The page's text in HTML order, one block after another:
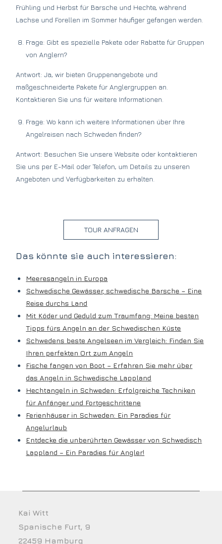
Frühling und Herbst für Barsche und Hechte, während
Lachse und Forellen im Sommer häufiger gefangen werden.
Frage: Gibt es spezielle Pakete oder Rabatte für Gruppen
von Anglern?
Antwort: Ja, wir bieten Gruppenangebote und
maßgeschneiderte Pakete für Anglergruppen an.
Kontaktieren Sie uns für weitere Informationen.
Frage: Wo kann ich weitere Informationen über Ihre
Angelreisen nach Schweden finden?
Antwort: Besuchen Sie unsere Website oder kontaktieren
Sie uns per E-Mail oder Telefon, um Details zu unseren
Angeboten und Verfügbarkeiten zu erhalten.
TOUR ANFRAGEN
Das könnte sie auch interessieren:
Meeresangeln in Europa
Schwedische Gewässer, schwedische Barsche – Eine
Reise durchs Land
Mit Köder und Geduld zum Traumfang: Meine besten
Tipps fürs Angeln an der Schwedischen Küste
Schwedens beste Angelseen im Vergleich: Finden Sie
Ihren perfekten Ort zum Angeln
Fische fangen von Boot – Erfahren Sie mehr über
das Angeln in Schwedische Lappland
Hechtangeln in Schweden: Erfolgreiche Techniken
für Anfänger und Fortgeschrittene
Ferienhäuser in Schweden: Ein Paradies für
Angelurlaub
Entdecke die unberührten Gewässer von Schwedisch
Lappland – Ein Paradies für Angler!
Kai Witt
Spanische Furt, 9
22459 Hamburg